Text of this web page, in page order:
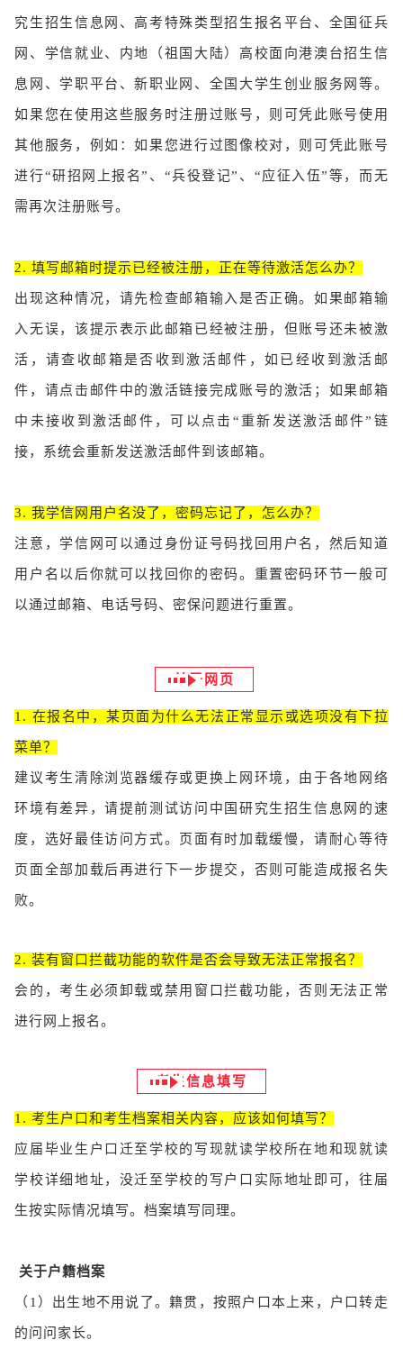
究生招生信息网、高考特殊类型招生报名平台、全国征兵
网、学信就业、内地（祖国大陆）高校面向港澳台招生信
息网、学职平台、新职业网、全国大学生创业服务网等。
如果您在使用这些服务时注册过账号，则可凭此账号使用
其他服务，例如：如果您进行过图像校对，则可凭此账号
进行“研招网上报名”、“兵役登记”、“应征入伍”等，而无
需再次注册账号。
2. 填写邮箱时提示已经被注册，正在等待激活怎么办？
出现这种情况，请先检查邮箱输入是否正确。如果邮箱输
入无误，该提示表示此邮箱已经被注册，但账号还未被激
活，请查收邮箱是否收到激活邮件，如已经收到激活邮
件，请点击邮件中的激活链接完成账号的激活；如果邮箱
中未接收到激活邮件，可以点击“重新发送激活邮件”链
接，系统会重新发送激活邮件到该邮箱。
3. 我学信网用户名没了，密码忘记了，怎么办？
注意，学信网可以通过身份证号码找回用户名，然后知道
用户名以后你就可以找回你的密码。重置密码环节一般可
以通过邮箱、电话号码、密保问题进行重置。
关于网页
1. 在报名中，某页面为什么无法正常显示或选项没有下拉
菜单？
建议考生清除浏览器缓存或更换上网环境，由于各地网络
环境有差异，请提前测试访问中国研究生招生信息网的速
度，选好最佳访问方式。页面有时加载缓慢，请耐心等待
页面全部加载后再进行下一步提交，否则可能造成报名失
败。
2. 装有窗口拦截功能的软件是否会导致无法正常报名？
会的，考生必须卸载或禁用窗口拦截功能，否则无法正常
进行网上报名。
考生信息填写
1. 考生户口和考生档案相关内容，应该如何填写？
应届毕业生户口迁至学校的写现就读学校所在地和现就读
学校详细地址，没迁至学校的写户口实际地址即可，往届
生按实际情况填写。档案填写同理。
关于户籍档案
（1）出生地不用说了。籍贯，按照户口本上来，户口转走
的问问家长。